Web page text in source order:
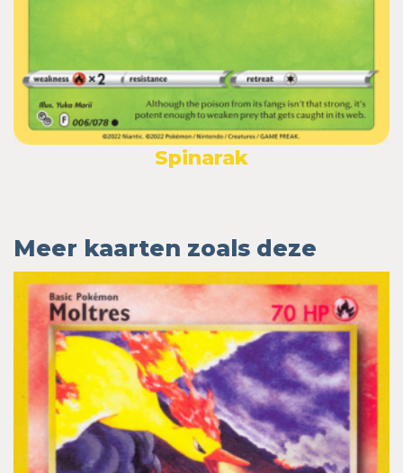
Spinarak
Meer kaarten zoals deze